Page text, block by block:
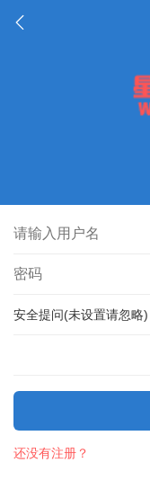
安全提问(未设置请忽略)
还没有注册？